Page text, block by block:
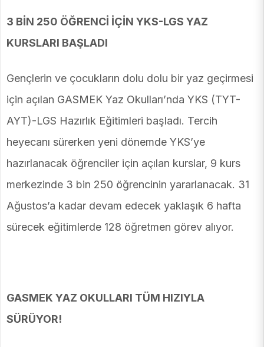
3 BİN 250 ÖĞRENCİ İÇİN YKS-LGS YAZ
KURSLARI BAŞLADI
Gençlerin ve çocukların dolu dolu bir yaz geçirmesi
için açılan GASMEK Yaz Okulları’nda YKS (TYT-
AYT)-LGS Hazırlık Eğitimleri başladı. Tercih
heyecanı sürerken yeni dönemde YKS’ye
hazırlanacak öğrenciler için açılan kurslar, 9 kurs
merkezinde 3 bin 250 öğrencinin yararlanacak. 31
Ağustos’a kadar devam edecek yaklaşık 6 hafta
sürecek eğitimlerde 128 öğretmen görev alıyor.
GASMEK YAZ OKULLARI TÜM HIZIYLA
SÜRÜYOR!